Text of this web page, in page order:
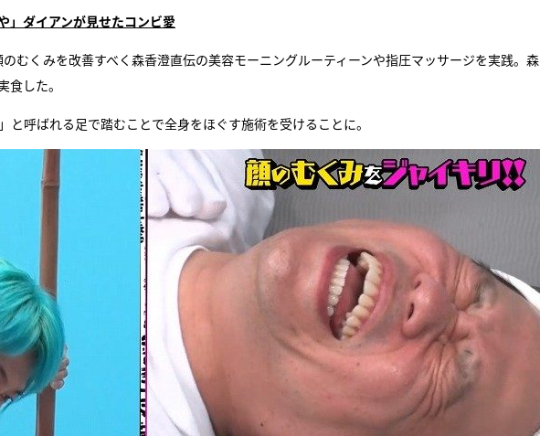
」ダイアンが見せたコンビ愛
むくみを改善すべく森香澄直伝の美容モーニングルーティーンや指圧マッサージを実践。森
した。
呼ばれる足で踏むことで全身をほぐす施術を受けることに。